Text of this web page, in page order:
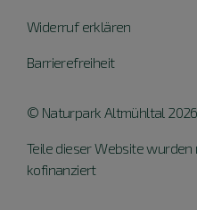
Widerruf erklären
Barrierefreiheit
© Naturpark Altmühltal 2026
Teile dieser Website wurden
kofinanziert